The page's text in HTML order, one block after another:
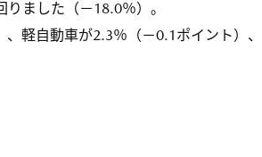
ました（－18.0％）。
軽自動車が2.3％（－0.1ポイント）